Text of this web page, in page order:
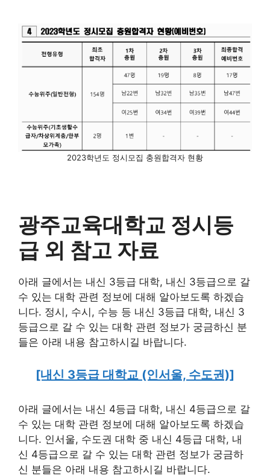
2023학년도 정시모집 충원합격자 현황
광주교육대학교 정시등
급 외 참고 자료
아래 글에서는 내신 3등급 대학, 내신 3등급으로 갈
수 있는 대학 관련 정보에 대해 알아보도록 하겠습
니다. 정시, 수시, 수능 등 내신 3등급 대학, 내신 3
등급으로 갈 수 있는 대학 관련 정보가 궁금하신 분
들은 아래 내용 참고하시길 바랍니다.
[내신 3등급 대학교 (인서울, 수도권)]
아래 글에서는 내신 4등급 대학, 내신 4등급으로 갈
수 있는 대학 관련 정보에 대해 알아보도록 하겠습
니다. 인서울, 수도권 대학 중 내신 4등급 대학, 내
신 4등급으로 갈 수 있는 대학 관련 정보가 궁금하
신 분들은 아래 내용 참고하시길 바랍니다.